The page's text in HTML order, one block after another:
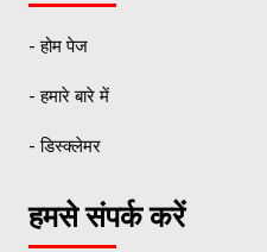
- होम पेज
- हमारे बारे में
- डिस्क्लेमर
हमसे संपर्क करें